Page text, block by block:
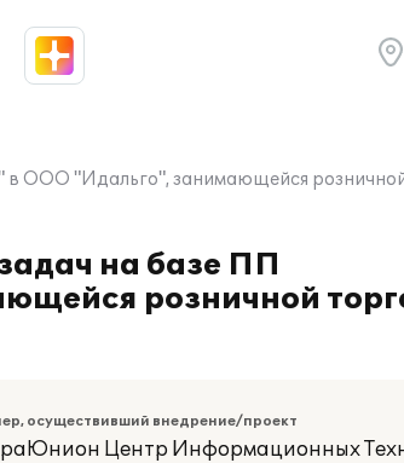
в ООО "Идальго", занимающейся
на базе ПП
розничной
осуществивший внедрение/проект
Центр Информационных